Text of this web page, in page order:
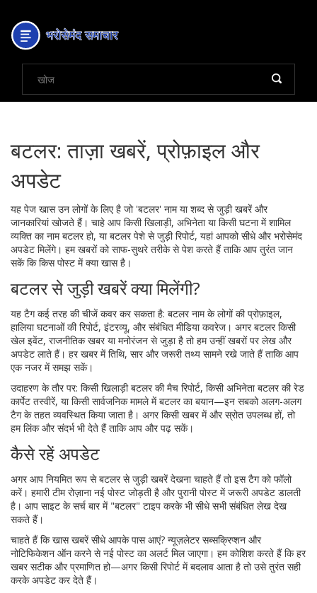
बटलर: ताज़ा खबरें, प्रोफ़ाइल और
अपडेट
यह पेज खास उन लोगों के लिए है जो 'बटलर' नाम या शब्द से जुड़ी खबरें और
जानकारियां खोजते हैं। चाहे आप किसी खिलाड़ी, अभिनेता या किसी घटना में शामिल
व्यक्ति का नाम बटलर हो, या बटलर पेशे से जुड़ी रिपोर्ट, यहां आपको सीधे और भरोसेमंद
अपडेट मिलेंगे। हम खबरों को साफ-सुथरे तरीके से पेश करते हैं ताकि आप तुरंत जान
सकें कि किस पोस्ट में क्या खास है।
बटलर से जुड़ी खबरें क्या मिलेंगी?
यह टैग कई तरह की चीजें कवर कर सकता है: बटलर नाम के लोगों की प्रोफ़ाइल,
हालिया घटनाओं की रिपोर्ट, इंटरव्यू, और संबंधित मीडिया कवरेज। अगर बटलर किसी
खेल इवेंट, राजनीतिक खबर या मनोरंजन से जुड़ा है तो हम उन्हीं खबरों पर लेख और
अपडेट लाते हैं। हर खबर में तिथि, सार और जरूरी तथ्य सामने रखे जाते हैं ताकि आप
एक नजर में समझ सकें।
उदाहरण के तौर पर: किसी खिलाड़ी बटलर की मैच रिपोर्ट, किसी अभिनेता बटलर की रेड
कार्पेट तस्वीरें, या किसी सार्वजनिक मामले में बटलर का बयान—इन सबको अलग-अलग
टैग के तहत व्यवस्थित किया जाता है। अगर किसी खबर में और स्रोत उपलब्ध हों, तो
हम लिंक और संदर्भ भी देते हैं ताकि आप और पढ़ सकें।
कैसे रहें अपडेट
अगर आप नियमित रूप से बटलर से जुड़ी खबरें देखना चाहते हैं तो इस टैग को फॉलो
करें। हमारी टीम रोज़ाना नई पोस्ट जोड़ती है और पुरानी पोस्ट में जरूरी अपडेट डालती
है। आप साइट के सर्च बार में "बटलर" टाइप करके भी सीधे सभी संबंधित लेख देख
सकते हैं।
चाहते हैं कि खास खबरें सीधे आपके पास आएं? न्यूज़लेटर सब्सक्रिप्शन और
नोटिफिकेशन ऑन करने से नई पोस्ट का अलर्ट मिल जाएगा। हम कोशिश करते हैं कि हर
खबर सटीक और प्रमाणित हो—अगर किसी रिपोर्ट में बदलाव आता है तो उसे तुरंत सही
करके अपडेट कर देते हैं।